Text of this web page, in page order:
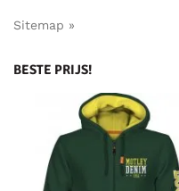
Sitemap »
BESTE PRIJS!